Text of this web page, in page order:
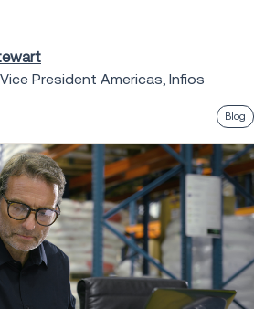
President Americas, Infios
Blog